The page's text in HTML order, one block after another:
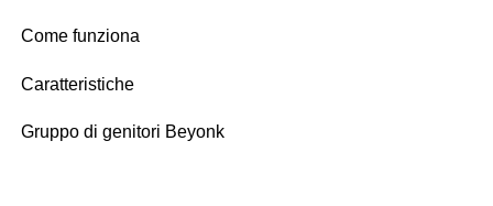
Come funziona
Caratteristiche
Gruppo di genitori Beyonk